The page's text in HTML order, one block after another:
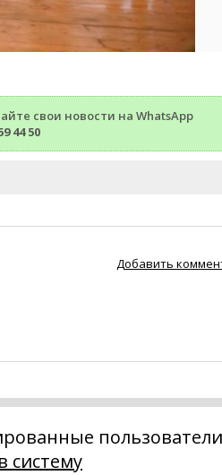
свои новости на WhatsApp
44 50
Добавить
систему